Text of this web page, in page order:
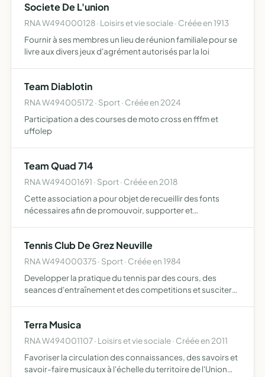
Societe De L'union
RNA W494000128 · Loisirs et vie sociale · Créée en 1913
Fournir à ses membres un lieu de réunion familiale pour se
livre aux divers jeux d'agrément autorisés par la loi
Team Diablotin
RNA W494005172 · Sport · Créée en 2024
Participation a des courses de moto cross en fffm et
uffolep
Team Quad 714
RNA W494001691 · Sport · Créée en 2018
Cette association a pour objet de recueillir des fonts
nécessaires afin de promouvoir, supporter et
quad (cross et e…
Tennis Club De Grez Neuville
RNA W494000375 · Sport · Créée en 1984
Developper la pratique du tennis par des cours, des
seances d'entraînement et des competitions et susciter
Terra Musica
RNA W494001107 · Loisirs et vie sociale · Créée en 2011
Favoriser la circulation des connaissances, des savoirs et
savoir-faire musicaux à l'échelle du territoire de l'Union